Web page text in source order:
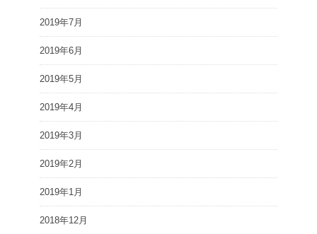
2019年7月
2019年6月
2019年5月
2019年4月
2019年3月
2019年2月
2019年1月
2018年12月